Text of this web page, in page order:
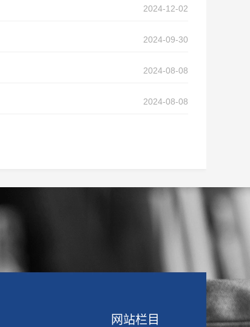
2024-12-02
2024-09-30
2024-08-08
2024-08-08
网站栏目